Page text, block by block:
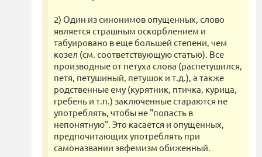
2) Один из синонимов опущенных, слово
является страшным оскорблением и
табуировано в еще большей степени, чем
козел (см. соответствующую статью). Все
производные от петуха слова (распетушился,
петя, петушиный, петушок и т.д.), а также
родственные ему (курятник, птичка, курица,
гребень и т.п.) заключенные стараются не
употреблять, чтобы не "попасть в
непонятную". Это касается и опущенных,
предпочитающих употреблять при
самоназвании эвфемизм обиженный.